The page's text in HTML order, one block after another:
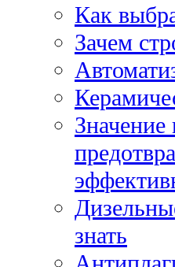
Как
Зачем
знать